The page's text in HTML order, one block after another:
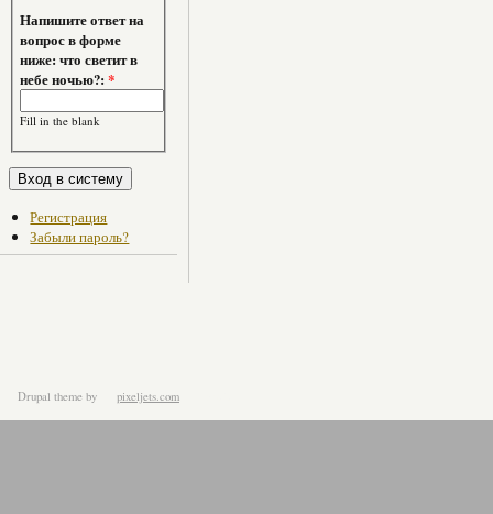
Напишите ответ на
вопрос в форме
ниже: что светит в
небе ночью?:*
Fill in the blank
Регистрация
Забыли пароль?
Drupal theme by pixeljets.com